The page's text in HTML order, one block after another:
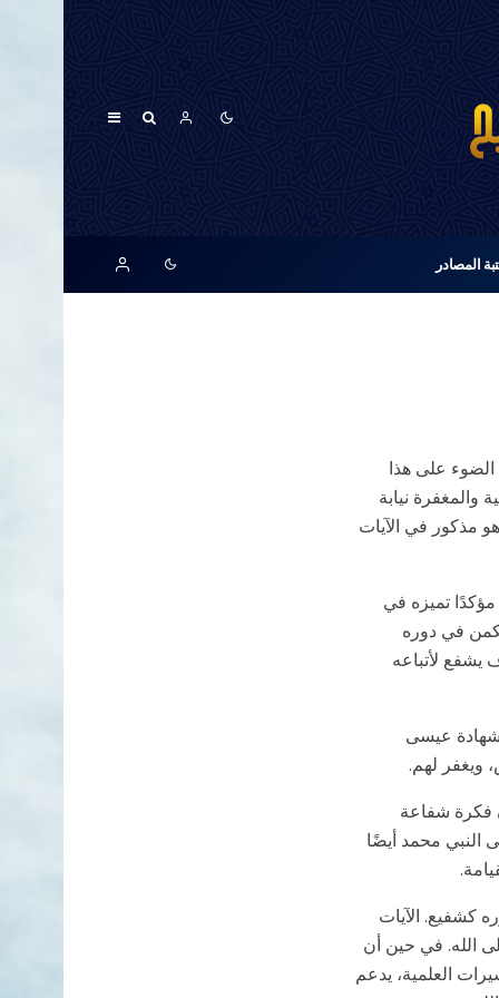
المصادر
الضوء على هذا
والمغفرة نيابة
مذكور في الآيات
مؤكدًا تميزه في
في دوره
يشفع لأتباعه
أن شهادة عيسى
ويغفر لهم.
فكرة شفاعة
النبي محمد أيضًا
كشفيع. الآيات
الله. في حين أن
العلمية، يدعم